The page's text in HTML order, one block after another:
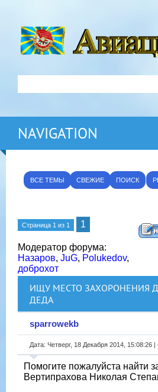
NAVIGATION
ВСЕ ТЕМЫ СВЕЖИЕ ПОИСК
Страница 1 из 1 1
Модератор форума:
Назаров, JuG, Polukedov,
доброхот
ИЩУ МЕСТО ЗАХОРОНЕНИЯ
ДЕДА
sparrowekb
Дата: Четверг, 18 Декабря 2014, 15:08:26
Помогите пожалуйста найти
Вертипрахова Николая